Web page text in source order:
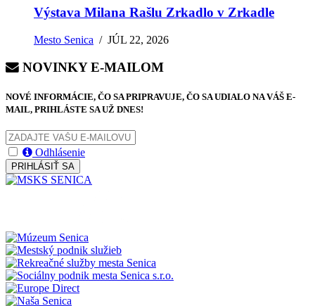
Výstava Milana Rašlu Zrkadlo v Zrkadle
Mesto Senica /JÚL 22, 2026
NOVINKY E-MAILOM
NOVÉ INFORMÁCIE, ČO SA PRIPRAVUJE, ČO SA UDIALO NA VÁŠ E-
MAIL, PRIHLÁSTE SA UŽ DNES!
Odhlásenie
PRIHLÁSIŤ SA